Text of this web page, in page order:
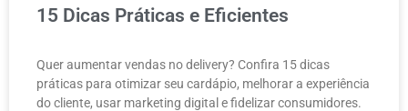
15 Dicas Práticas e Eficientes
Quer aumentar vendas no delivery? Confira 15 dicas
práticas para otimizar seu cardápio, melhorar a experiência
do cliente, usar marketing digital e fidelizar consumidores.